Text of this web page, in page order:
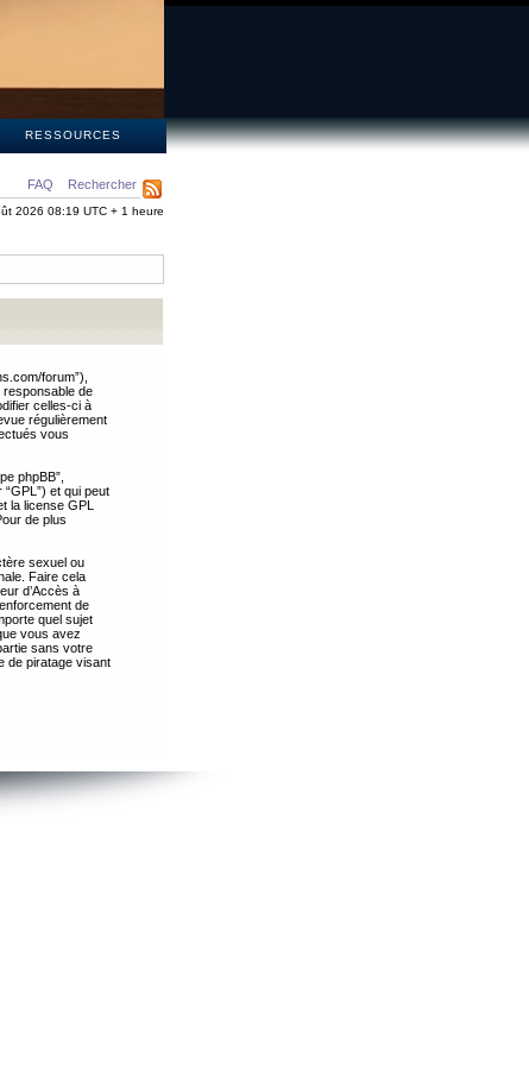
RESSOURCES
FAQ Rechercher
2026 08:19 UTC + 1 heure
forum”),
responsable de
celles-ci à
régulièrement
vous
phpBB”,
“GPL”) et qui peut
la license GPL
de plus
sexuel ou
Faire cela
d’Accès à
de
quel sujet
vous avez
sans votre
de piratage visant